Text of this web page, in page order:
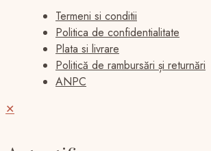
Termeni si conditii
Politica de confidentialitate
Plata si livrare
Politică de rambursări și returnări
ANPC
✕